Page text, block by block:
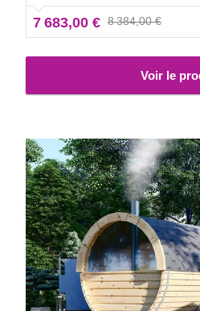
de la livraison. Si vous n'en
savoir et nous l'enlèverons pour
plus grande ! Le modèle est
haut ou plein avec une fenêtre
magnifique sur votre jardin.
7 683,00 € 8 384,00 €
Voir le